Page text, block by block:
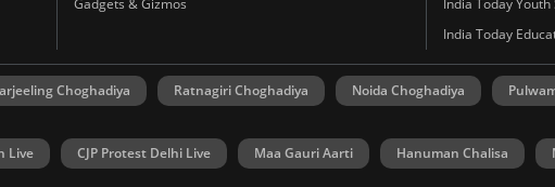
Gadgets & Gizmos
India Today
India Today
Choghadiya Ratnagiri Choghadiya Noida Choghadiya
Live CJP Protest Delhi Live Maa Gauri Aarti Hanuman Chalisa